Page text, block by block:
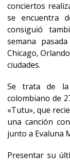
conciertos
se encuentra
consiguió
semana
Chicago,
ciudades.
Se trata de
colombiano de
«Tutu», que
una canción
junto a Evaluna
Presentar su